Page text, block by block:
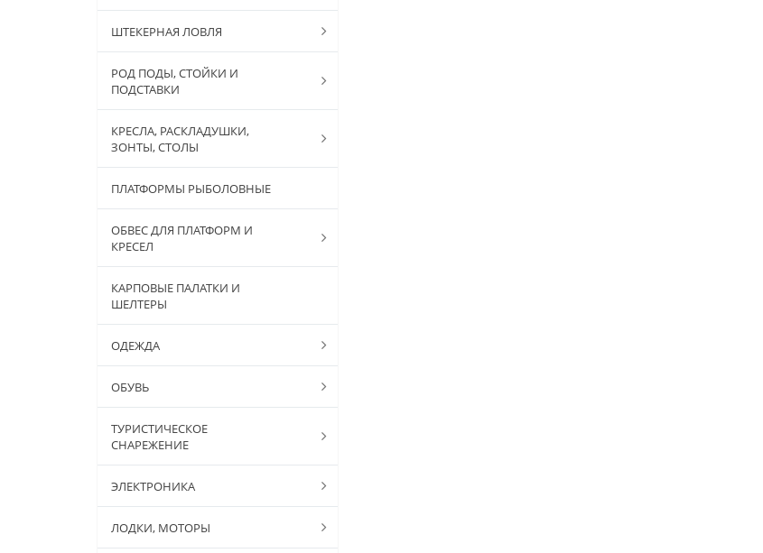
ШТЕКЕРНАЯ ЛОВЛЯ
РОД ПОДЫ, СТОЙКИ И
ПОДСТАВКИ
КРЕСЛА, РАСКЛАДУШКИ,
ЗОНТЫ, СТОЛЫ
ПЛАТФОРМЫ РЫБОЛОВНЫЕ
ОБВЕС ДЛЯ ПЛАТФОРМ И
КРЕСЕЛ
КАРПОВЫЕ ПАЛАТКИ И
ШЕЛТЕРЫ
ОДЕЖДА
ОБУВЬ
ТУРИСТИЧЕСКОЕ
СНАРЕЖЕНИЕ
ЭЛЕКТРОНИКА
ЛОДКИ, МОТОРЫ